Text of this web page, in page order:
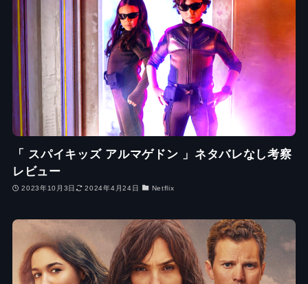
「 スパイキッズ アルマゲドン 」ネタバレなし考察
レビュー
2023年10月3日 2024年4月24日 Netflix